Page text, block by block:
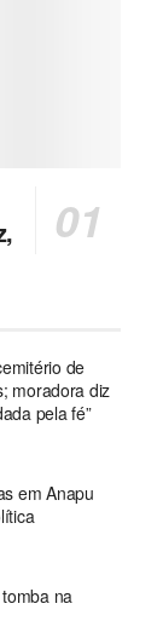
de
moradora diz
pela fé”
em Anapu
na